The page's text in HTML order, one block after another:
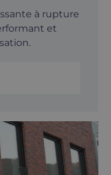
à rupture
et